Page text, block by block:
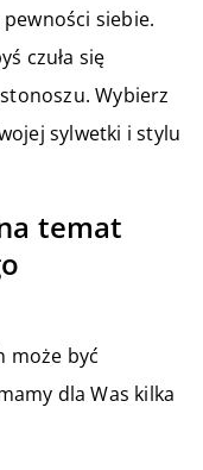
siebie.
czuła się
Wybierz
sylwetki i stylu
temat
może być
dla Was kilka